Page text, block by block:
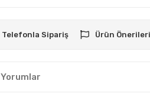
Telefonla Sipariş Ürün Önerileri
Yorumlar